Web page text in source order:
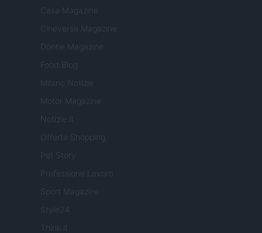
Casa Magazine
Cineverse Magazine
Donne Magazine
Food Blog
Milano Notizie
Motor Magazine
Notizie.it
Offerte Shopping
Professione Lavoro
Sport Magazine
Style24
Think.it